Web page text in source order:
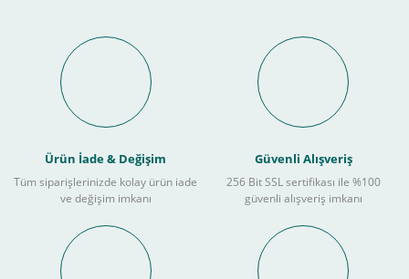
Ürün İade & Değişim
Tüm siparişlerinizde kolay ürün iade
ve değişim imkanı
Güvenli Alışveriş
256 Bit SSL sertifikası ile %100
güvenli alışveriş imkanı